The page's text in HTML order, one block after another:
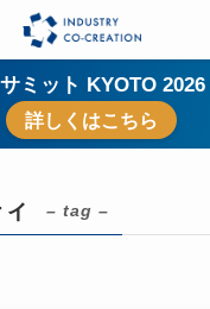
サミット KYOTO
詳しくはこちら
– tag –